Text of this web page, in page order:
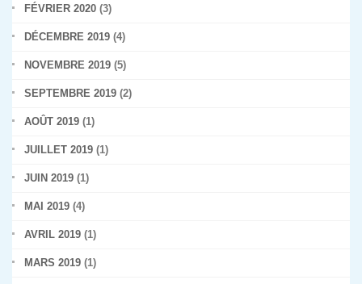
FÉVRIER 2020 (3)
DÉCEMBRE 2019 (4)
NOVEMBRE 2019 (5)
SEPTEMBRE 2019 (2)
AOÛT 2019 (1)
JUILLET 2019 (1)
JUIN 2019 (1)
MAI 2019 (4)
AVRIL 2019 (1)
MARS 2019 (1)